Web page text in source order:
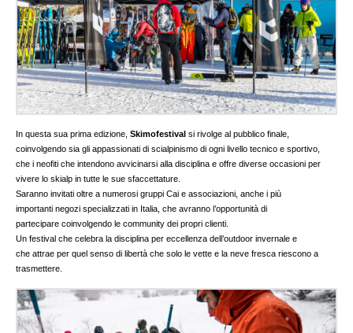
In questa sua prima edizione,Skimofestival si rivolge al pubblico finale,
coinvolgendo sia gli appassionati di scialpinismo di ogni livello tecnico e sportivo,
che i neofiti che intendono avvicinarsi alla disciplina e offre diverse occasioni per
vivere lo skialp in tutte le sue sfaccettature.
Saranno invitati oltre a numerosi gruppi Cai e associazioni, anche i più
importanti negozi specializzati in Italia, che avranno l’opportunità di
partecipare coinvolgendo le community dei propri clienti.
Un festival che celebra la disciplina per eccellenza dell’outdoor invernale e
che attrae per quel senso di libertà che solo le vette e la neve fresca riescono a
trasmettere.